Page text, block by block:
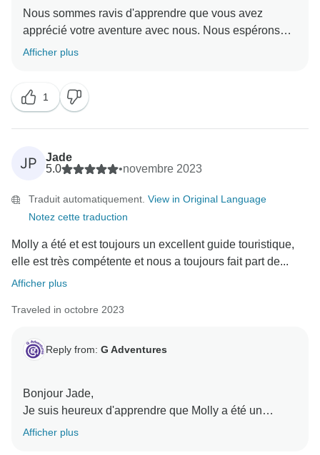
Nous sommes ravis d'apprendre que vous avez
apprécié votre aventure avec nous. Nous espérons
vous revoir bientôt dans le cadre d'une autre aventure
Afficher plus
1
JP
Jade
5.0
•novembre 2023
Traduit automatiquement. View in Original Language
Notez cette traduction
Molly a été et est toujours un excellent guide touristique,
elle est très compétente et nous a toujours fait part de...
Afficher plus
Traveled in octobre 2023
Reply from: G Adventures
Bonjour Jade,
Je suis heureux d'apprendre que Molly a été un
excellent guide touristique (CEO). Merci encore
Afficher plus